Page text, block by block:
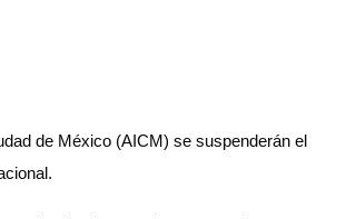
de México (AICM) se suspenderán el